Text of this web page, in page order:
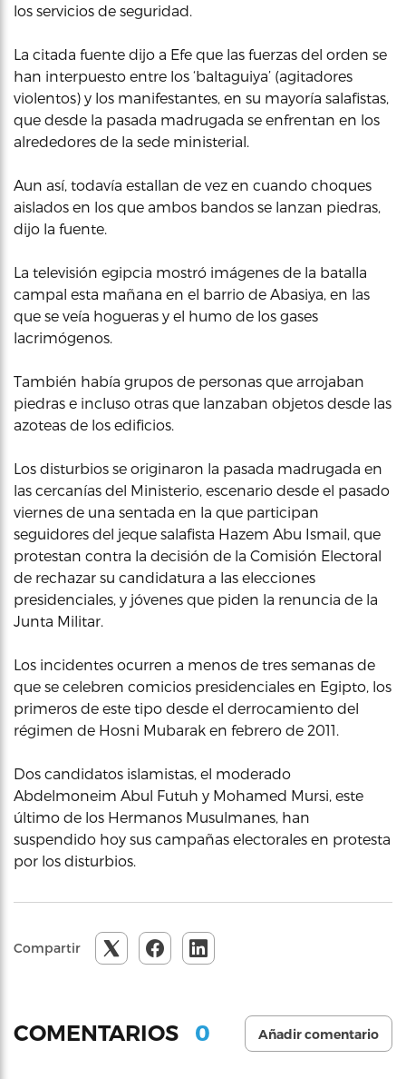
los servicios de seguridad.
La citada fuente dijo a Efe que las fuerzas del orden se
han interpuesto entre los ‘baltaguiya’ (agitadores
violentos) y los manifestantes, en su mayoría salafistas,
que desde la pasada madrugada se enfrentan en los
alrededores de la sede ministerial.
Aun así, todavía estallan de vez en cuando choques
aislados en los que ambos bandos se lanzan piedras,
dijo la fuente.
La televisión egipcia mostró imágenes de la batalla
campal esta mañana en el barrio de Abasiya, en las
que se veía hogueras y el humo de los gases
lacrimógenos.
También había grupos de personas que arrojaban
piedras e incluso otras que lanzaban objetos desde las
azoteas de los edificios.
Los disturbios se originaron la pasada madrugada en
las cercanías del Ministerio, escenario desde el pasado
viernes de una sentada en la que participan
seguidores del jeque salafista Hazem Abu Ismail, que
protestan contra la decisión de la Comisión Electoral
de rechazar su candidatura a las elecciones
presidenciales, y jóvenes que piden la renuncia de la
Junta Militar.
Los incidentes ocurren a menos de tres semanas de
que se celebren comicios presidenciales en Egipto, los
primeros de este tipo desde el derrocamiento del
régimen de Hosni Mubarak en febrero de 2011.
Dos candidatos islamistas, el moderado
Abdelmoneim Abul Futuh y Mohamed Mursi, este
último de los Hermanos Musulmanes, han
suspendido hoy sus campañas electorales en protesta
por los disturbios.
Compartir
COMENTARIOS 0 Añadir comentario